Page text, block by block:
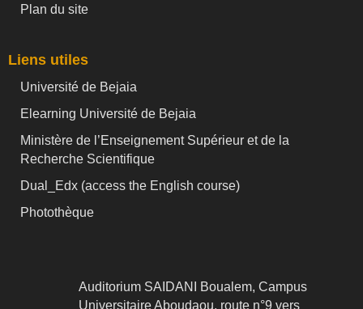
Plan du site
Liens utiles
Université de Bejaia
Elearning Université de Bejaia
Ministère de l’Enseignement Supérieur et de la
Recherche Scientifique
Dual_Edx (access the English course)
Photothèque
Auditorium SAIDANI Boualem, Campus
Universitaire Aboudaou, route n°9 vers